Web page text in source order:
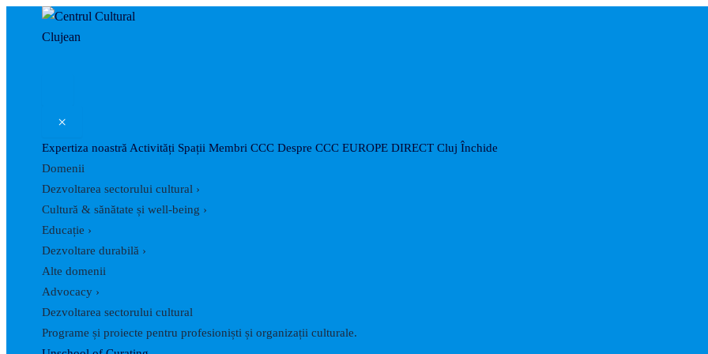
Skip
×
Expertiza noastră Activități Spații Membri CCC Despre CCC EUROPE DIRECT Cluj Închide
Domenii
Dezvoltarea sectorului cultural ›
Cultură & sănătate și well-being ›
Educație ›
Dezvoltare durabilă ›
Alte domenii
Advocacy ›
Dezvoltarea sectorului cultural
Programe și proiecte pentru profesioniști și organizații culturale.
Post
navigation